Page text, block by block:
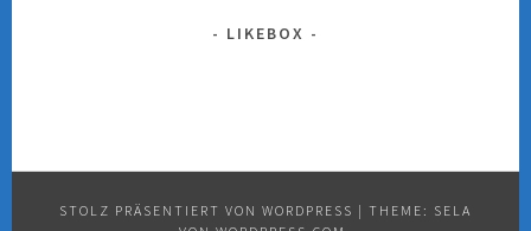
LIKEBOX
STOLZ PRÄSENTIERT VON WORDPRESS | THEME: SELA